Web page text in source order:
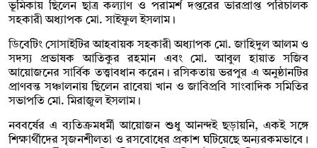
ভূমিকায় ছিলেন ছাত্র কল্যাণ ও পরামর্শ দপ্তরের ভারপ্রাপ্ত পরিচালক
সহকারী অধ্যাপক মো. সাইফুল ইসলাম।
ডিবেটিং সোসাইটির আহবায়ক সহকারী অধ্যাপক মো. জাহিদুল আলম ও
সদস্য প্রভাষক আতিকুর রহমান এবং মো. আবুল হায়াত সজিব
আয়োজনের সার্বিক তত্ত্বাবধান করেন। রসিকতায় ভরপুর এ অনুষ্ঠানটির
প্রাণবন্ত সঞ্চালনায় ছিলেন রাবেয়া খান ও জাবিপ্রবি সাংবাদিক সমিতির
সভাপতি মো. মিরাজুল ইসলাম।
নববর্ষের এ ব্যতিক্রমধর্মী আয়োজন শুধু আনন্দই ছড়ায়নি, একই সঙ্গে
শিক্ষার্থীদের সৃজনশীলতা ও রসবোধের প্রকাশ ঘটিয়েছে অন্যরকমভাবে।